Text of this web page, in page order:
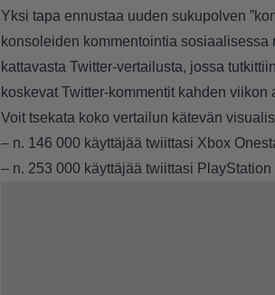
Yksi tapa ennustaa uuden sukupolven
konsoleiden kommentointia sosiaalisessa
kattavasta Twitter-vertailusta, jossa
koskevat Twitter-kommentit kahden
Voit tsekata koko vertailun kätevän
– n. 146 000 käyttäjää twiittasi Xbox
– n. 253 000 käyttäjää twiittasi PlayStation